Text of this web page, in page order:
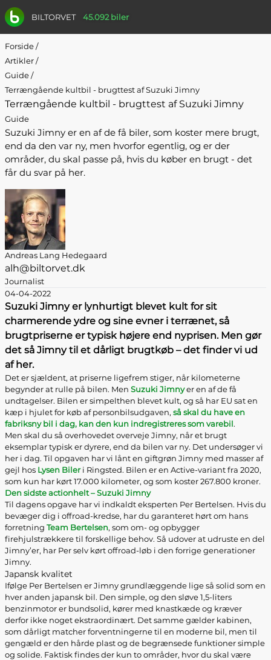
BILTORVET 45.092 biler
Forside/
Artikler/
Guide/
Terrængående kultbil - brugttest af Suzuki Jimny
Terrængående kultbil - brugttest af Suzuki Jimny
Guide
Suzuki Jimny er en af de få biler, som koster mere brugt,
end da den var ny, men hvorfor egentlig, og er der
områder, du skal passe på, hvis du køber en brugt - det
får du svar på her.
Andreas Lang Hedegaard
alh@biltorvet.dk
Journalist
04-04-2022
Suzuki Jimny er lynhurtigt blevet kult for sit
charmerende ydre og sine evner i terrænet, så
brugtpriserne er typisk højere end nyprisen. Men gør
det så Jimny til et dårligt brugtkøb – det finder vi ud
af her.
Det er sjældent, at priserne ligefrem stiger, når kilometerne
begynder at rulle på bilen. Men Suzuki Jimnyer en af de få
undtagelser. Bilen er simpelthen blevet kult, og så har EU sat en
kæp i hjulet for køb af personbilsudgaven, så skal du have en
fabriksny bil i dag, kan den kun indregistreres som varebil.
Men skal du så overhovedet overveje Jimny, når et brugt
eksemplar typisk er dyrere, end da bilen var ny. Det undersøger vi
her i dag. Til opgaven har vi lånt en giftgrøn Jimny med masser af
gejl hos Lysen Bileri Ringsted. Bilen er en Active-variant fra 2020,
som kun har kørt 17.000 kilometer, og som koster 267.800 kroner.
Den sidste actionhelt – Suzuki Jimny
Til dagens opgave har vi indkaldt eksperten Per Bertelsen. Hvis du
bevæger dig i offroad-kredse, har du garanteret hørt om hans
forretning Team Bertelsen, som om- og opbygger
firehjulstrækkere til forskellige behov. Så udover at udruste en del
Jimny’er, har Per selv kørt offroad-løb i den forrige generationer
Jimny.
Japansk kvalitet
Ifølge Per Bertelsen er Jimny grundlæggende lige så solid som en
hver anden japansk bil. Den simple, og den sløve 1,5-liters
benzinmotor er bundsolid, kører med knastkæde og kræver
derfor ikke noget ekstraordinært. Det samme gælder kabinen,
som dårligt matcher forventningerne til en moderne bil, men til
gengæld er den hårde plast og de begrænsede funktioner simple
og solide. Faktisk findes der kun to områder, hvor du skal være